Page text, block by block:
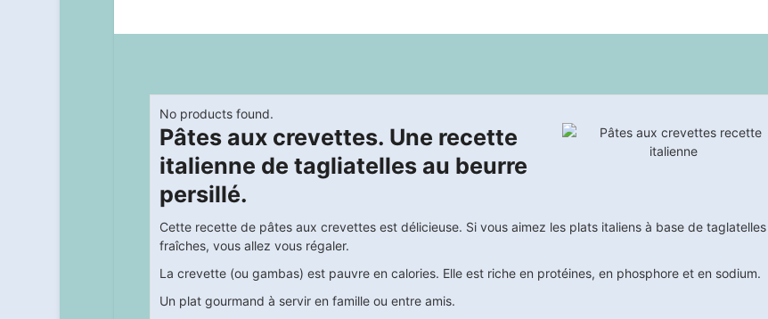
No products found.
Pâtes aux crevettes. Une recette
italienne de tagliatelles au beurre
persillé.
Cette recette de pâtes aux crevettes est délicieuse. Si vous aimez les plats italiens à base de taglatelles
fraîches, vous allez vous régaler.
La crevette (ou gambas) est pauvre en calories. Elle est riche en protéines, en phosphore et en sodium.
Un plat gourmand à servir en famille ou entre amis.